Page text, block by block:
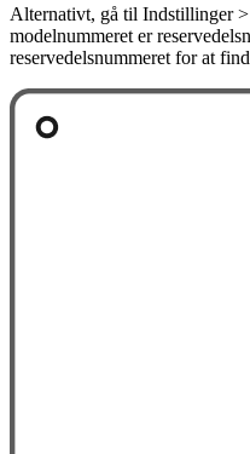
Alternativt, gå til Indstillinger
modelnummeret er
reservedelsnummeret for at